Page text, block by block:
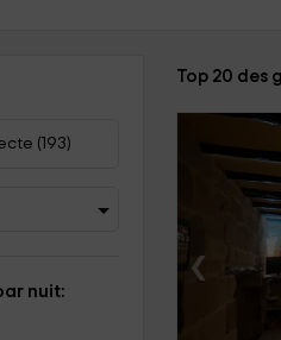
(193)
nuit:
Top 20 des
‹